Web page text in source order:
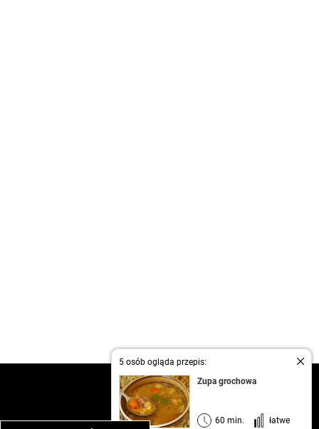
5 osób ogląda przepis:
Zupa grochowa
60 min. łatwe
kontakt
regulamin
informacja o prywatności